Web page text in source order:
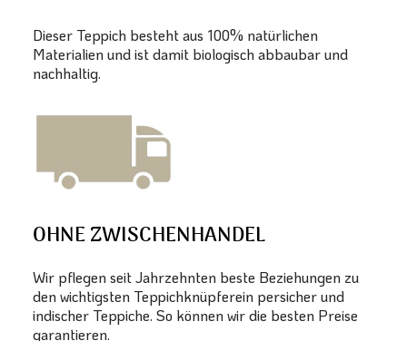
Dieser Teppich besteht aus 100% natürlichen
Materialien und ist damit biologisch abbaubar und
nachhaltig.
OHNE ZWISCHENHANDEL
Wir pflegen seit Jahrzehnten beste Beziehungen zu
den wichtigsten Teppichknüpferein persicher und
indischer Teppiche. So können wir die besten Preise
garantieren.